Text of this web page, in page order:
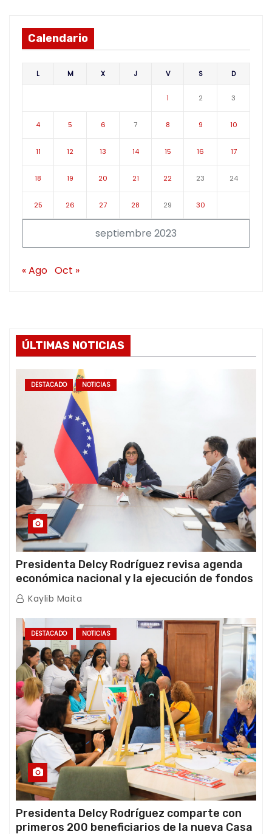
Calendario
septiembre 2023
L M X J V S D
1 2 3
4 5 6 7 8 9 10
11 12 13 14 15 16 17
18 19 20 21 22 23 24
25 26 27 28 29 30
« Ago Oct »
ÚLTIMAS NOTICIAS
DESTACADO NOTICIAS
Presidenta Delcy Rodríguez revisa agenda
económica nacional y la ejecución de fondos
de emergencia post-sismos
Kaylib Maita
DESTACADO NOTICIAS
Presidenta Delcy Rodríguez comparte con
primeros 200 beneficiarios de la nueva Casa